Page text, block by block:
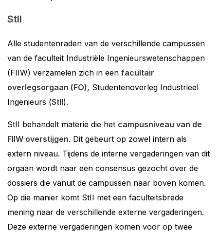
StII
Alle studentenraden van de verschillende campussen
van de faculteit Industriële Ingenieurswetenschappen
(FIIW) verzamelen zich in een facultair
overlegsorgaan (FO), Studentenoverleg Industrieel
Ingenieurs (StII).
StII behandelt materie die het campusniveau van de
FIIW overstijgen. Dit gebeurt op zowel intern als
extern niveau. Tijdens de interne vergaderingen van dit
orgaan wordt naar een consensus gezocht over de
dossiers die vanuit de campussen naar boven komen.
Op die manier komt StII met een faculteitsbrede
mening naar de verschillende externe vergaderingen.
Deze externe vergaderingen komen voor op twee